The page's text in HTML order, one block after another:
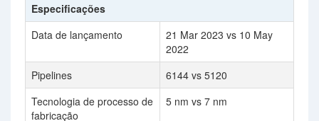
Especificações
Data de lançamento
21 Mar 2023 vs 10 May
2022
Pipelines
6144 vs 5120
Tecnologia de processo de
fabricação
5 nm vs 7 nm